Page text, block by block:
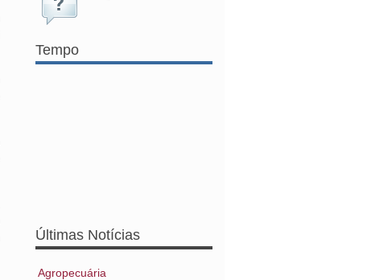
Tempo
Últimas Notícias
Agropecuária